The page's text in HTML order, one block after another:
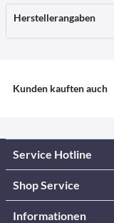
Herstellerangaben
Kunden kauften auch
Service Hotline
Shop Service
Informationen